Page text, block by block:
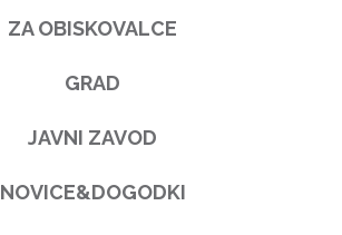
ZA OBISKOVALCE
GRAD
JAVNI ZAVOD
NOVICE&DOGODKI